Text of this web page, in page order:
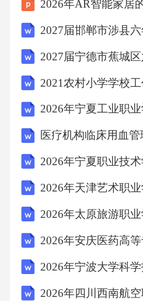
走，调整呼吸。*进行静态
要练习的肌群，如胸大肌
肌、肱三头肌、腹直肌、
肌、小腿三头肌等。每个
受肌肉的牵拉感。2.课堂
学生的练习情况，肯定优
表现突出的学生或小组给
炼的长期性和科学性。3.
组核心练习。4.回收器材
反思（课后填写）1.教学
2.教学内容的选择和安排
突出？3.教学方法和组织
生的积极性？4.学生在练
题？如何改进？5.安全措
2026年AR智能家居
2021农村小学学校
医疗机构临床用血